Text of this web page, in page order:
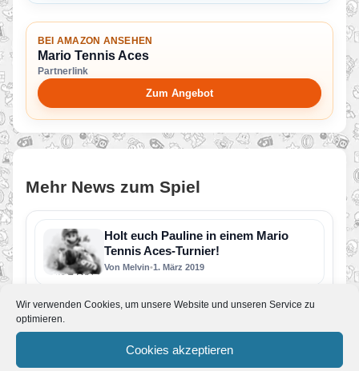
Wir verwenden Cookies, um unsere Website und unseren Service zu
optimieren.
Cookies akzeptieren
BEI AMAZON ANSEHEN
Mario Tennis Aces
Partnerlink
Zum Angebot
Mehr News zum Spiel
Holt euch Pauline in einem Mario
Tennis Aces-Turnier!
Von Melvin•1. März 2019
Birdo in Mario Tennis Aces
Ab heute könnt ihr Birdo als spielbaren
Charakter in Mario Tennis Aces freischalten.